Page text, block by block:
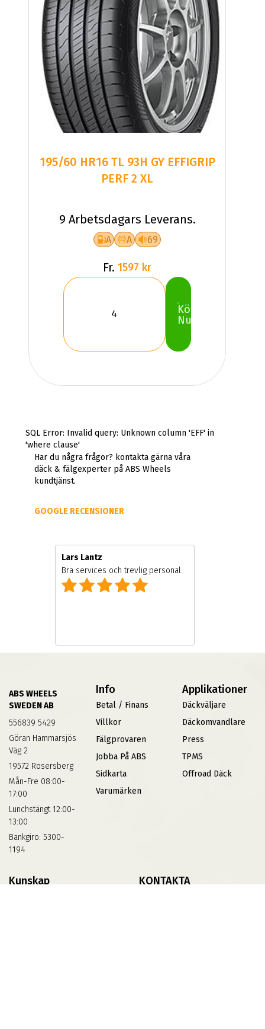
195/60 HR16 TL 93H GY EFFIGRIP
PERF 2 XL
9 Arbetsdagars Leverans.
A A 69
Fr. 1597 kr
Köp
Nu
SQL Error: Invalid query: Unknown column 'EFF' in
'where clause'
Har du några frågor? kontakta gärna våra
däck & fälgexperter på ABS Wheels
kundtjänst.
GOOGLE RECENSIONER
Lars Lantz
Bra services och trevlig personal.
ABS WHEELS
SWEDEN AB
556839 5429
Göran Hammarsjös
Väg 2
19572 Rosersberg
Mån-Fre 08:00-
17:00
Lunchstängt 12:00-
13:00
Bankgiro: 5300-
1194
Info
Betal / Finans
Villkor
Fälgprovaren
Jobba På ABS
Sidkarta
Varumärken
Applikationer
Däckväljare
Däckomvandlare
Press
TPMS
Offroad Däck
Kunskap KONTAKTA